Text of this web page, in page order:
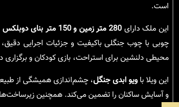
است.
این ملک دارای 280 متر زمین و 150 متر بنای دوبلکس
چوبی با چوب جنگلی باکیفیت و جزئیات اجرایی
محیطی دلنشین برای استراحت، بازی کودکان و
این ویلا باویو ابدی جنگل، چشم‌اندازی همیشگی از
و آسایش ساکنان را تضمین می‌کند. همچنین